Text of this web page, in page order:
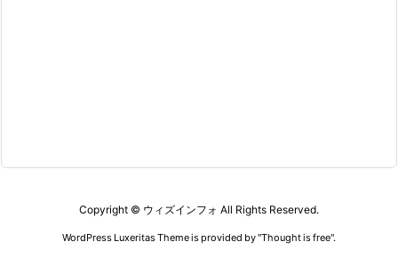
Copyright © ウィズインフォ All Rights Reserved.
WordPress Luxeritas Theme is provided by "Thought is free".